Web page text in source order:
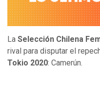
La Selección Chilena
rival para disputar el
Tokio 2020: Camerún.